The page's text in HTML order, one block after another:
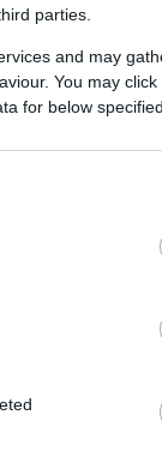
parties.
and may
You may
for below
indul el külföldi
ahogy
amely
is figyel.
igazgató